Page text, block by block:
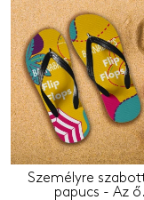
Személyre
papucs - Az